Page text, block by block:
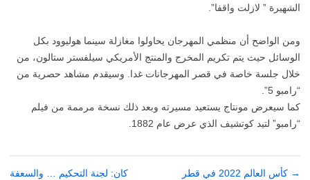
الشهيرة ” لازلت واقفا”.
ومن الواضح أن منظمي المهرجان يحاولوا مغازلة سينما هوليوود بكل
الوسائل حيث يتم تكريم المخرج والمنتج الأمريكي سيلفستر ستالون، من
خلال جلسة خاصة في قصر المهرجانات غدا. وسيقدم مشاهد حصرية من
“رامبو 5”.
كما سيعرض مونتاج يستعيد مسيرته وبعد ذلك نسخة مرممة من فيلم
“رامبو” لتيد كوتشيف الذي عرض عام 1882.
تصفّح
→
كأس العالم 2022 في قطر
كان: لجنة التحكيم … والسعفة